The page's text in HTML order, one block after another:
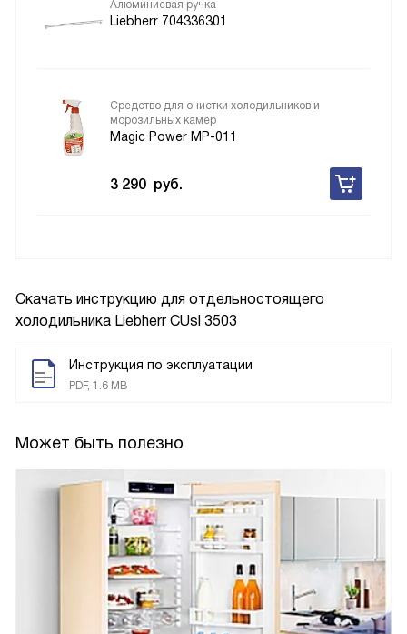
Скачать инструкцию для отдельностоящего
холодильника Liebherr CUsl 3503
Инструкция по эксплуатации
PDF, 1.6 MB
Может быть полезно
Алюминиевая ручка
Liebherr 704336301
Средство для очистки холодильников и
морозильных камер
Magic Power MP-011
3 290 руб.